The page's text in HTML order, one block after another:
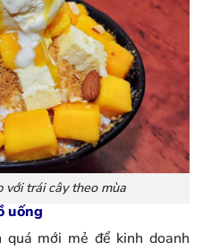
với trái cây theo mùa
uống
mới mẻ để kinh doanh